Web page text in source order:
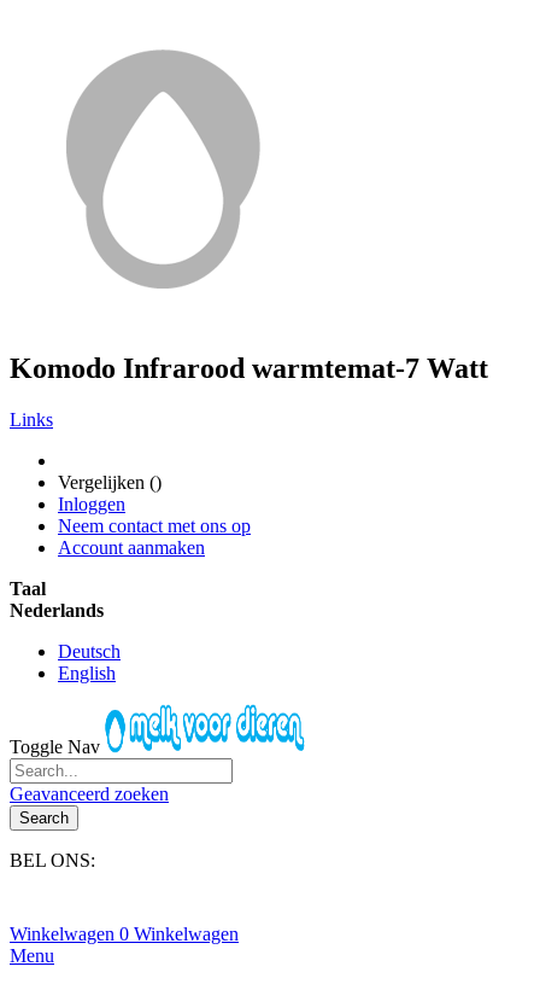
Komodo Infrarood warmtemat-7 Watt
Links
Vergelijken ()
Inloggen
Neem contact met ons op
Account aanmaken
Taal
Nederlands
Deutsch
English
Toggle Nav
Geavanceerd zoeken
Search
BEL ONS:
Winkelwagen 0 Winkelwagen
Menu